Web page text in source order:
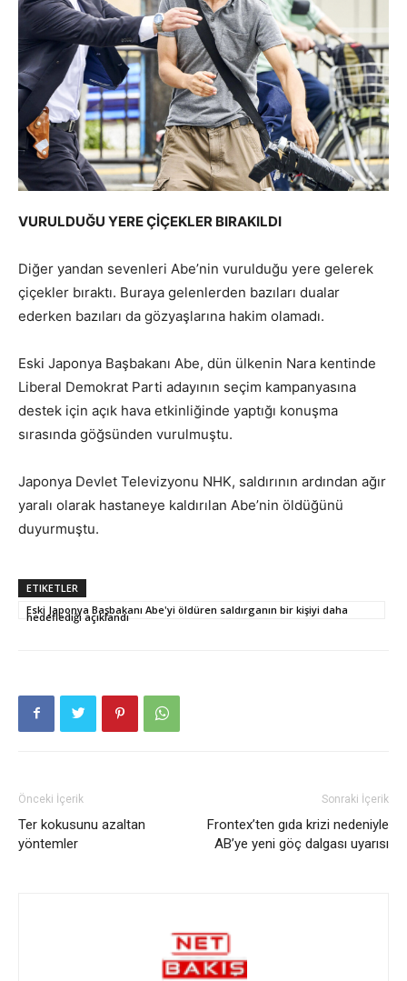
VURULDUĞU YERE ÇİÇEKLER BIRAKILDI
Diğer yandan sevenleri Abe’nin vurulduğu yere gelerek
çiçekler bıraktı. Buraya gelenlerden bazıları dualar
ederken bazıları da gözyaşlarına hakim olamadı.
Eski Japonya Başbakanı Abe, dün ülkenin Nara kentinde
Liberal Demokrat Parti adayının seçim kampanyasına
destek için açık hava etkinliğinde yaptığı konuşma
sırasında göğsünden vurulmuştu.
Japonya Devlet Televizyonu NHK, saldırının ardından ağır
yaralı olarak hastaneye kaldırılan Abe’nin öldüğünü
duyurmuştu.
ETIKETLER
Eski Japonya Başbakanı Abe'yi öldüren saldırganın bir kişiyi daha
hedeflediği açıklandı
Önceki İçerik
Ter kokusunu azaltan
yöntemler
Sonraki İçerik
Frontex’ten gıda krizi nedeniyle
AB’ye yeni göç dalgası uyarısı